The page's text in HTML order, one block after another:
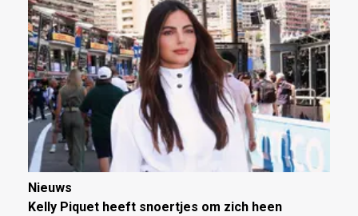
Nieuws
Kelly Piquet heeft snoertjes om zich heen